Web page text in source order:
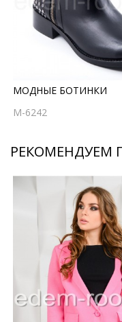
МОДНЫЕ БОТИНКИ
M-6242
РЕКОМЕНДУЕМ